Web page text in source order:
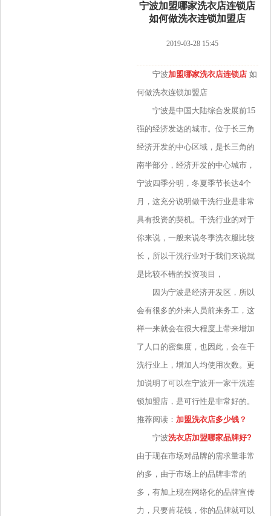
宁波加盟哪家洗衣店连锁店
如何做洗衣连锁加盟店
2019-03-28 15:45
宁波加盟哪家洗衣店连锁店如
何做洗衣连锁加盟店
宁波是中国大陆综合发展前15
强的经济发达的城市。位于长三角
经济开发的中心区域，是长三角的
南半部分，经济开发的中心城市，
宁波四季分明，冬夏季节长达4个
月，这充分说明做干洗行业是非常
具有投资的契机。干洗行业的对于
你来说，一般来说冬季洗衣服比较
长，所以干洗行业对于我们来说就
是比较不错的投资项目，
因为宁波是经济开发区，所以
会有很多的外来人员前来务工，这
样一来就会在很大程度上带来增加
了人口的密集度，也因此，会在干
洗行业上，增加人均使用次数。更
加说明了可以在宁波开一家干洗连
锁加盟店，是可行性是非常好的。
推荐阅读： 加盟洗衣店多少钱？
宁波洗衣店加盟哪家品牌好?
由于现在市场对品牌的需求量非常
的多，由于市场上的品牌非常的
多，有加上现在网络化的品牌宣传
力，只要肯花钱，你的品牌就可以